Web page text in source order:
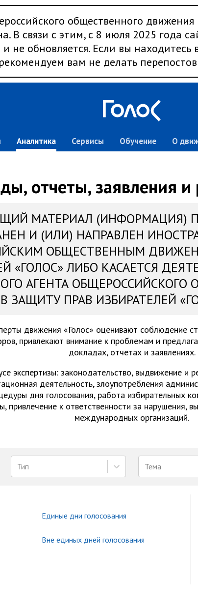
общественного
В связи с этим, с 8 июля 2025 года
не обновляется. Если вы находитесь
вам не делать перепостов
Аналитика Сервисы Обучение О
отчеты, заявления и
МАТЕРИАЛ (ИНФОРМАЦИЯ)
И (ИЛИ) НАПРАВЛЕН
ОБЩЕСТВЕННЫМ
«ГОЛОС» ЛИБО КАСАЕТСЯ
АГЕНТА ОБЩЕРОССИЙСКОГО
ЗАЩИТУ ПРАВ ИЗБИРАТЕЛЕЙ
движения «Голос» оценивают соблюдение
привлекают внимание к проблемам и
докладах, отчетах и заявлениях.
экспертизы: законодательство, выдвижение и
деятельность, злоупотребления
дня голосования, работа избирательных
привлечение к ответственности за нарушения,
международных организаций.
Тип Тема
Единые дни голосования
Вне единых дней голосования